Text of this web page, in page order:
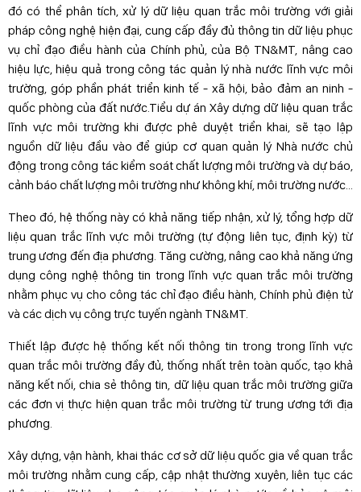
đó có thể phân tích, xử lý dữ liệu quan trắc môi trường với giải
pháp công nghệ hiện đại, cung cấp đầy đủ thông tin dữ liệu phục
vụ chỉ đạo điều hành của Chính phủ, của Bộ TN&MT, nâng cao
hiệu lực, hiệu quả trong công tác quản lý nhà nước lĩnh vực môi
trường, góp phần phát triển kinh tế - xã hội, bảo đảm an ninh -
quốc phòng của đất nước.Tiểu dự án Xây dựng dữ liệu quan trắc
lĩnh vực môi trường khi được phê duyệt triển khai, sẽ tạo lập
nguồn dữ liệu đầu vào để giúp cơ quan quản lý Nhà nước chủ
động trong công tác kiểm soát chất lượng môi trường và dự báo,
cảnh báo chất lượng môi trường như không khí, môi trường nước…
Theo đó, hệ thống này có khả năng tiếp nhận, xử lý, tổng hợp dữ
liệu quan trắc lĩnh vực môi trường (tự động liên tục, định kỳ) từ
trung ương đến địa phương. Tăng cường, nâng cao khả năng ứng
dụng công nghệ thông tin trong lĩnh vực quan trắc môi trường
nhằm phục vụ cho công tác chỉ đạo điều hành, Chính phủ điện tử
và các dịch vụ công trực tuyến ngành TN&MT.
Thiết lập được hệ thống kết nối thông tin trong trong lĩnh vực
quan trắc môi trường đầy đủ, thống nhất trên toàn quốc, tạo khả
năng kết nối, chia sẻ thông tin, dữ liệu quan trắc môi trường giữa
các đơn vị thực hiện quan trắc môi trường từ trung ương tới địa
phương.
Xây dựng, vận hành, khai thác cơ sở dữ liệu quốc gia về quan trắc
môi trường nhằm cung cấp, cập nhật thường xuyên, liên tục các